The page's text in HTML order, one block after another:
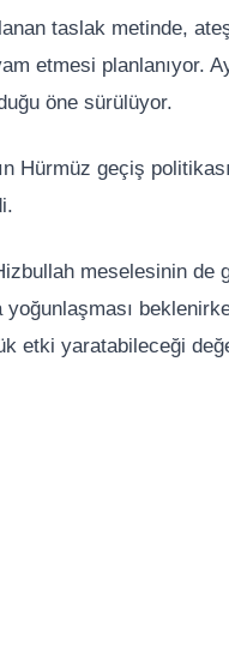
taslak metinde,
etmesi planlanıyor.
öne sürülüyor.
Hürmüz geçiş
meselesinin de
etki yaratabileceği